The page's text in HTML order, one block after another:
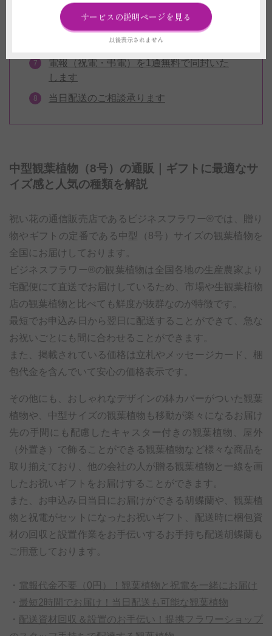
入ったデザイン札までご用意！
お届けする観葉植物のお写真をお送りいた
電報（祝電・弔電）を1通無料で同封いた
します
当日配送のご相談承ります
中型観葉植物（8号）の通販｜ギフトに最適なサ
イズ感と人気の種類を解説
祝い花の通信販売店であるビジネスフラワー®では、贈り
物やギフトの定番である中型（8号）サイズの観葉植物を
全国にお届けしております。
ビジネスフラワー®の観葉植物は全国各地の生産農家より
宅配便にて直送でお届けしているため、市場や生観葉植物
店の観葉植物と比べても鮮度が抜群なのが特徴です。
最短でお申込み日から翌日に配送することができて、急な
お祝いごとにも間に合わせることができます。
また、掲載されている価格は立札やメッセージカード、梱
包代金を含んでいて安心の価格表示です。
その他にも、おしゃれなデザインの鉢カバーがついた観葉
植物や、中型サイズの観葉植物も移動が楽々になるお届け
先の手間にも配慮したキャスター付きの観葉植物、屋外
（外置き）で飾ることができる観葉植物など様々な商品を
取り揃えており、他の会社の人が贈る観葉植物と一線を画
したお祝いギフトをお届けすることができます。
また、お申込み日当日にお届けができる胡蝶蘭や、観葉植
物と祝電がセットになったお祝いギフト、配送時に梱包資
材の回収と設置作業をお手伝いするお手持ち配送胡蝶蘭も
ご用意しております。
・ 電報代金不要（0円）！観葉植物と祝電を一緒にお届け
・ 最短2時間でお届け！当日配送も可能な観葉植物
・ 配送資材回収＆設置のお手伝い！提携フラワーショップ
サービスの説明ページを見る
以後表示されません